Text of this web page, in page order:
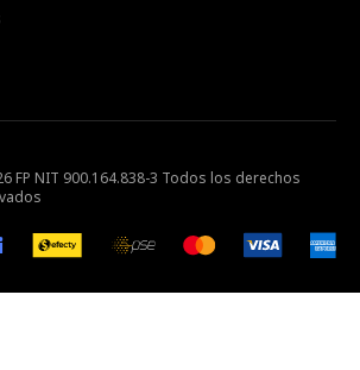
FP NIT 900.164.838-3 Todos los derechos